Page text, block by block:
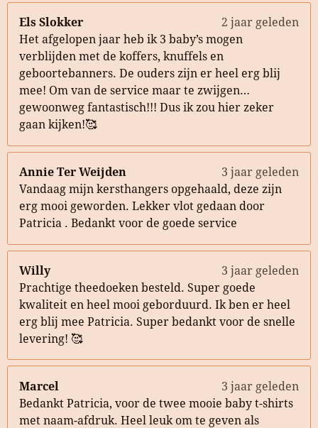
Els Slokker
2 jaar geleden
Het afgelopen jaar heb ik 3 baby’s mogen
verblijden met de koffers, knuffels en
geboortebanners. De ouders zijn er heel erg blij
mee! Om van de service maar te zwijgen…
gewoonweg fantastisch!!! Dus ik zou hier zeker
gaan kijken!🥰
Annie Ter Weijden
3 jaar geleden
Vandaag mijn kersthangers opgehaald, deze zijn
erg mooi geworden. Lekker vlot gedaan door
Patricia . Bedankt voor de goede service
Willy
3 jaar geleden
Prachtige theedoeken besteld. Super goede
kwaliteit en heel mooi geborduurd. Ik ben er heel
erg blij mee Patricia. Super bedankt voor de snelle
levering! 🥰
Marcel
3 jaar geleden
Bedankt Patricia, voor de twee mooie baby t-shirts
met naam-afdruk. Heel leuk om te geven als